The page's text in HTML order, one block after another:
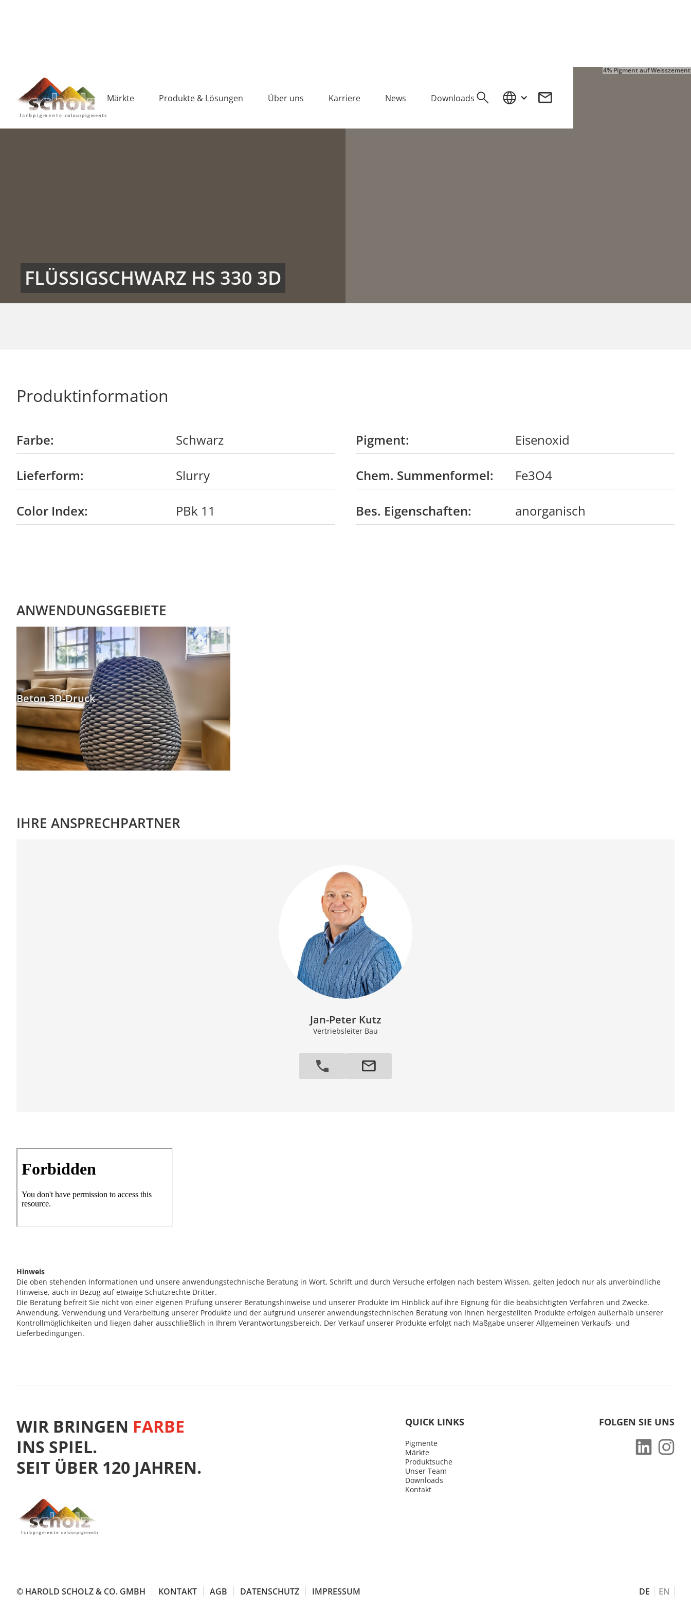
Märkte Produkte & Lösungen Über uns Karriere News Downloads
4% Pigment auf Weisszement
FLÜSSIGSCHWARZ HS 330 3D
Produktinformation
Farbe: Schwarz Pigment: Eisenoxid
Lieferform: Slurry Chem. Summenformel: Fe3O4
Color Index: PBk 11 Bes. Eigenschaften: anorganisch
ANWENDUNGSGEBIETE
Beton 3D-Druck
IHRE ANSPRECHPARTNER
Jan-Peter Kutz
Vertriebsleiter Bau
Hinweis
Die oben stehenden Informationen und unsere anwendungstechnische Beratung in Wort, Schrift und durch Versuche erfolgen nach bestem Wissen, gelten jedoch nur als unverbindliche
Hinweise, auch in Bezug auf etwaige Schutzrechte Dritter.
Die Beratung befreit Sie nicht von einer eigenen Prüfung unserer Beratungshinweise und unserer Produkte im Hinblick auf ihre Eignung für die beabsichtigten Verfahren und Zwecke.
Anwendung, Verwendung und Verarbeitung unserer Produkte und der aufgrund unserer anwendungstechnischen Beratung von Ihnen hergestellten Produkte erfolgen außerhalb unserer
Kontrollmöglichkeiten und liegen daher ausschließlich in Ihrem Verantwortungsbereich. Der Verkauf unserer Produkte erfolgt nach Maßgabe unserer Allgemeinen Verkaufs- und
Lieferbedingungen.
WIR BRINGEN FARBE
INS SPIEL.
SEIT ÜBER 120 JAHREN.
QUICK LINKS
Pigmente
Märkte
Produktsuche
Unser Team
Downloads
Kontakt
FOLGEN SIE UNS
© HAROLD SCHOLZ & CO. GMBH KONTAKT AGB DATENSCHUTZ IMPRESSUM DE EN